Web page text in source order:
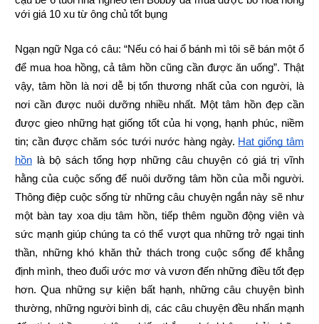
với giá 10 xu từ ông chủ tốt bụng
Ngạn ngữ Nga có câu: “Nếu có hai ổ bánh mì tôi sẽ bán một ổ
để mua hoa hồng, cả tâm hồn cũng cần được ăn uống”. Thật
vậy, tâm hồn là nơi dễ bị tổn thương nhất của con người, là
nơi cần được nuôi dưỡng nhiều nhất. Một tâm hồn đẹp cần
được gieo những hạt giống tốt của hi vọng, hạnh phúc, niềm
tin; cần được chăm sóc tưới nước hàng ngày. Hạt giống tâm
hồn là bộ sách tổng hợp những câu chuyện có giá trị vĩnh
hằng của cuộc sống để nuôi dưỡng tâm hồn của mỗi người.
Thông điệp cuộc sống từ những câu chuyện ngắn này sẽ như
một bàn tay xoa dịu tâm hồn, tiếp thêm nguồn động viên và
sức mạnh giúp chúng ta có thể vượt qua những trở ngại tinh
thần, những khó khăn thử thách trong cuộc sống để khẳng
định mình, theo đuổi ước mơ và vươn đến những điều tốt đẹp
hơn. Qua những sự kiện bất hạnh, những câu chuyện bình
thường, những người bình dị, các câu chuyện đều nhấn mạnh